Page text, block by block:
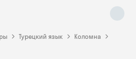
Турецкий язык
Коломна